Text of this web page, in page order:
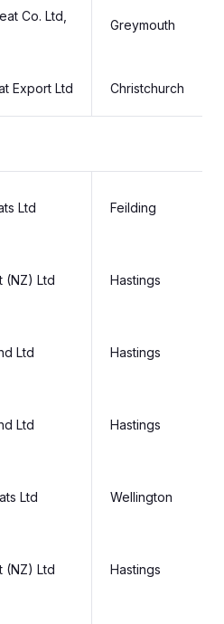
Co. Ltd,
Greymouth
Export Ltd Christchurch
Ltd Feilding
(NZ) Ltd Hastings
Ltd Hastings
Ltd Hastings
Ltd Wellington
(NZ) Ltd Hastings